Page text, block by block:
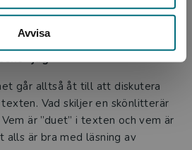
Avvisa
i en egen dimension, att den inte
säger hon.
”jag”
går alltså åt till att diskutera
Vad skiljer en skönlitterär
är ”duet” i texten och vem är
alls är bra med läsning av